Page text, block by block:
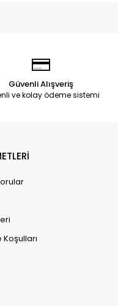
Güvenli Alışveriş
ve kolay ödeme sistemi